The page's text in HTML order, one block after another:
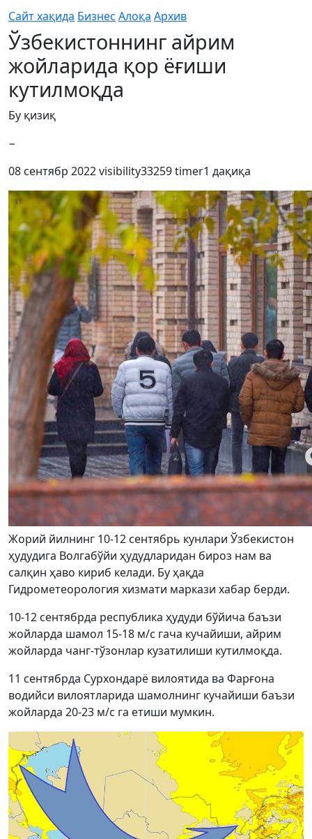
Сайт хақида Бизнес Алоқа Архив
Ўзбекистоннинг айрим
жойларида қор ёғиши
кутилмоқда
Бу қизиқ
−
08 сентябр 2022visibility33259timer1 дақиқа
Жорий йилнинг 10-12 сентябрь кунлари Ўзбекистон
ҳудудига Волгабўйи ҳудудларидан бироз нам ва
салқин ҳаво кириб келади. Бу ҳақда
Гидрометеорология хизмати маркази хабар берди.
10-12 сентябрда республика ҳудуди бўйича баъзи
жойларда шамол 15-18 м/с гача кучайиши, айрим
жойларда чанг-тўзонлар кузатилиши кутилмоқда.
11 сентябрда Сурхондарё вилоятида ва Фарғона
водийси вилоятларида шамолнинг кучайиши баъзи
жойларда 20-23 м/с га етиши мумкин.